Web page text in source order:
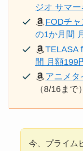
ジオ サマ
FODチ
の1か月間
TELASA
間 月額199
アニメタ
（8/16まで）
今、プライム